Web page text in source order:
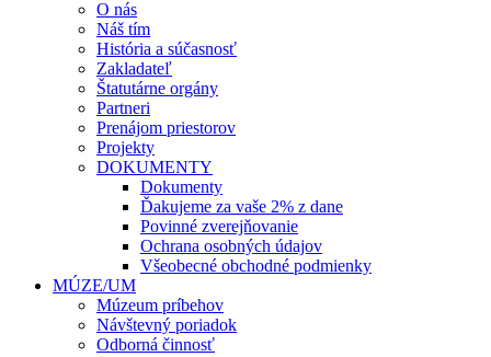
O nás
Náš tím
História a súčasnosť
Zakladateľ
Štatutárne orgány
Partneri
Prenájom priestorov
Projekty
DOKUMENTY
Dokumenty
Ďakujeme za vaše 2% z dane
Povinné zverejňovanie
Ochrana osobných údajov
Všeobecné obchodné podmienky
MÚZE/UM
Múzeum príbehov
Návštevný poriadok
Odborná činnosť